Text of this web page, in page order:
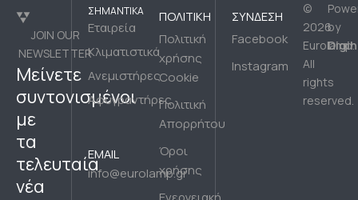
JOIN OUR
NEWSLETTER
Μείνετε
συντονισμένοι
με
τα
τελευταία
νέα
ΣΗΜΑΝΤΙΚΆ
Εταιρεία
Κλιματιστικά
Ανεμιστήρες
Αφυγραντήρες
EMAIL
info@eurolamp.gr
ΠΟΛΙΤΙΚΉ
Πολιτική
χρήσης
Cookie
Πολιτική
Απορρήτου
Όροι
χρήσης
ΣΎΝΔΕΣΗ
Facebook
Instagram
©
2026
Eurolamp.
All
rights
reserved.
by